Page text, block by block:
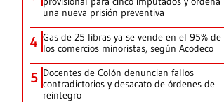
una nueva prisión preventiva
4 Gas de 25 libras ya se vende en el 95% de
los comercios minoristas, según Acodeco
5 Docentes de Colón denuncian fallos
contradictorios y desacato de órdenes de
reintegro